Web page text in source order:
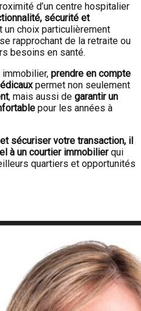
d’un centre hospitalier
, sécurité et
un choix particulièrement
rapprochant de la retraite ou
besoins en santé.
immobilier, prendre en compte
permet non seulement
, mais aussi de garantir un
pour les années à
sécuriser votre transaction, il
à un courtier immobilierqui
quartiers et opportunités